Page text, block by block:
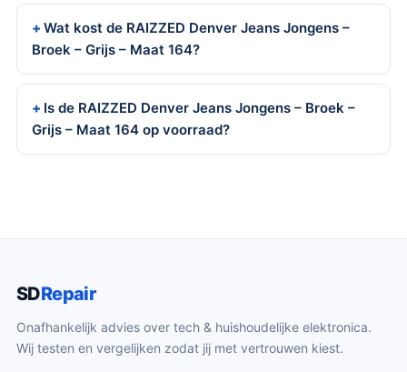
Wat kost de RAIZZED Denver Jeans Jongens –
Broek – Grijs – Maat 164?
Is de RAIZZED Denver Jeans Jongens – Broek –
Grijs – Maat 164 op voorraad?
SDRepair
Onafhankelijk advies over tech & huishoudelijke elektronica.
Wij testen en vergelijken zodat jij met vertrouwen kiest.